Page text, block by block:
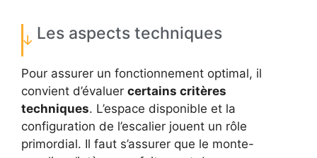
Les aspects techniques
Pour assurer un fonctionnement optimal, il
convient d’évaluer certains critères
techniques. L’espace disponible et la
configuration de l’escalier jouent un rôle
primordial. Il faut s’assurer que le monte-